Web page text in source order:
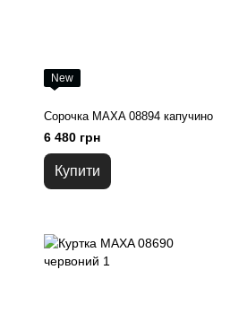
New
Сорочка MAXA 08894 капучино
6 480 грн
Купити